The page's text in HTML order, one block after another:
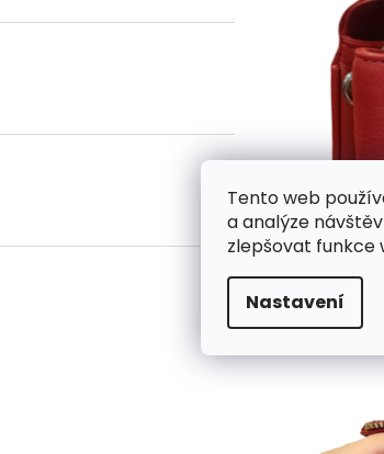
Tento web
a analýze
zlepšovat funkce
Nastavení